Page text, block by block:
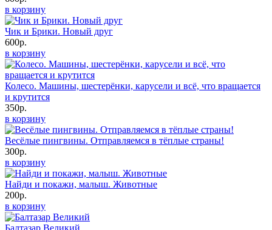
в корзину
Чик и Брики. Новый друг
600р.
в корзину
Колесо. Машины, шестерёнки, карусели и всё, что вращается
и крутится
350р.
в корзину
Весёлые пингвины. Отправляемся в тёплые страны!
300р.
в корзину
Найди и покажи, малыш. Животные
200р.
в корзину